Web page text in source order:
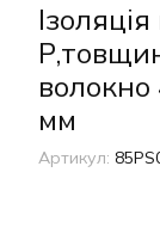
мм
Артикул: